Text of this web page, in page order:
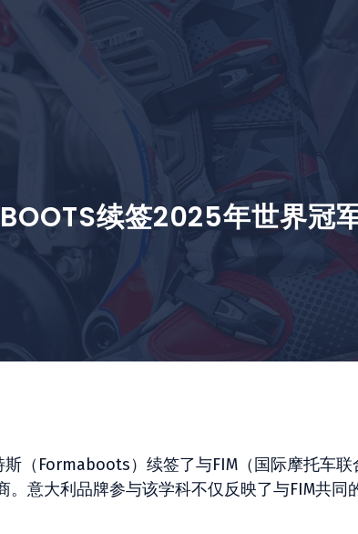
续签2025年世界冠
（Formaboots）续签了与FIM（国际摩托车联
意大利品牌参与该学科不仅反映了与FIM共同